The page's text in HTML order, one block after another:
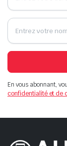
En vous abonnant,
confidentialité et de